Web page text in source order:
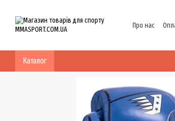
Про нас
Каталог